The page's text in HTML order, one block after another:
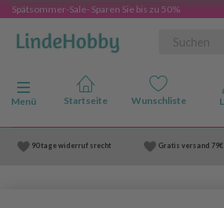
Spätsommer-Sale- Sparen Sie bis zu 50%
Anzeige ändern
Menü
90 tage widerruf srecht Gratis versand 79€